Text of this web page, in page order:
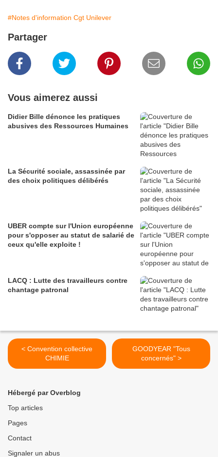
#Notes d'information Cgt Unilever
Partager
Vous aimerez aussi
Didier Bille dénonce les pratiques
abusives des Ressources Humaines
La Sécurité sociale, assassinée par
des choix politiques délibérés
UBER compte sur l'Union européenne
pour s'opposer au statut de salarié de
ceux qu'elle exploite !
LACQ : Lutte des travailleurs contre
chantage patronal
< Convention collective
CHIMIE
GOODYEAR "Tous
concernés" >
Hébergé par Overblog
Top articles
Pages
Contact
Signaler un abus